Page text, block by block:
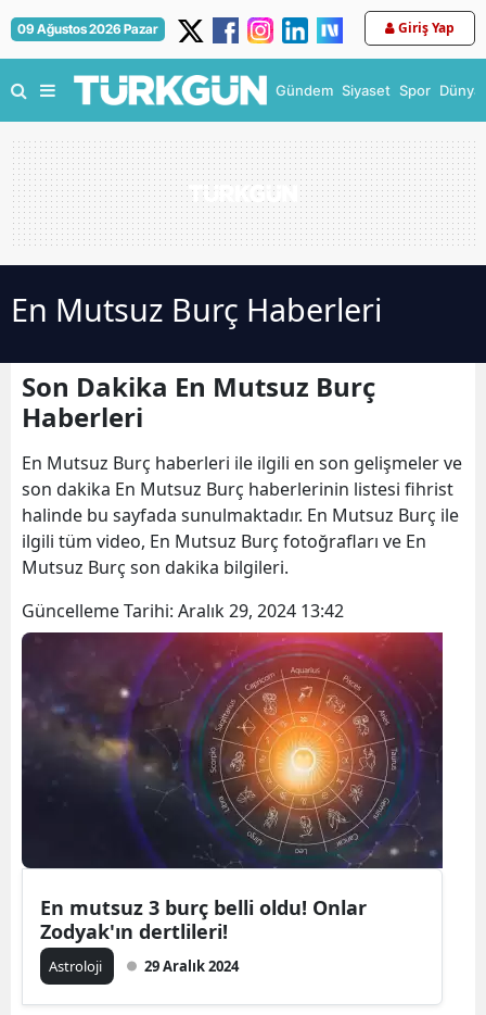
09 Ağustos 2026 Pazar Giriş Yap
Gündem Siyaset Spor Dünya
En Mutsuz Burç Haberleri
Son Dakika En Mutsuz Burç
Haberleri
En Mutsuz Burç haberleri ile ilgili en son gelişmeler ve
son dakika En Mutsuz Burç haberlerinin listesi fihrist
halinde bu sayfada sunulmaktadır. En Mutsuz Burç ile
ilgili tüm video, En Mutsuz Burç fotoğrafları ve En
Mutsuz Burç son dakika bilgileri.
Güncelleme Tarihi: Aralık 29, 2024 13:42
En mutsuz 3 burç belli oldu! Onlar
Zodyak'ın dertlileri!
Astroloji 29 Aralık 2024